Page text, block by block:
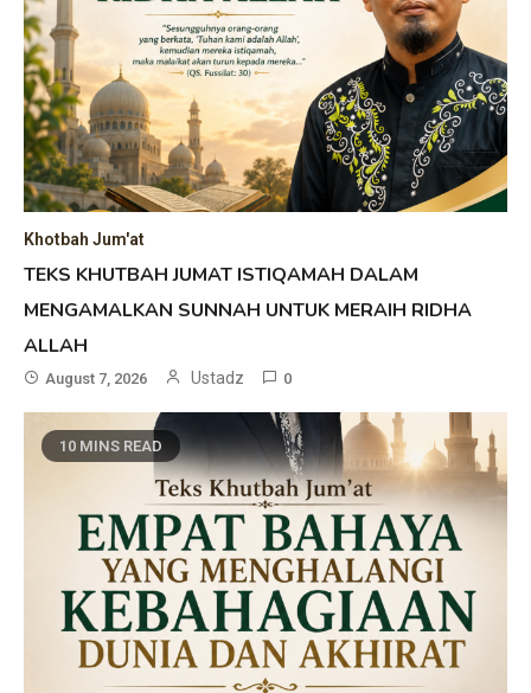
Khotbah Jum'at
TEKS KHUTBAH JUMAT ISTIQAMAH DALAM
MENGAMALKAN SUNNAH UNTUK MERAIH RIDHA
ALLAH
August 7, 2026 Ustadz 0
10 MINS READ